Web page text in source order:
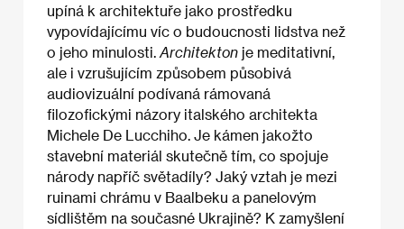
upíná k architektuře jako prostředku
vypovídajícímu víc o budoucnosti lidstva než
o jeho minulosti. Architekton je meditativní,
ale i vzrušujícím způsobem působivá
audiovizuální podívaná rámovaná
filozofickými názory italského architekta
Michele De Lucchiho. Je kámen jakožto
stavební materiál skutečně tím, co spojuje
národy napříč světadíly? Jaký vztah je mezi
ruinami chrámu v Baalbeku a panelovým
sídlištěm na současné Ukrajině? K zamyšlení